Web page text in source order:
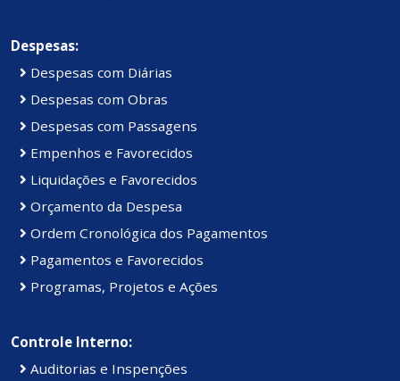
Despesas:
Despesas com Diárias
Despesas com Obras
Despesas com Passagens
Empenhos e Favorecidos
Liquidações e Favorecidos
Orçamento da Despesa
Ordem Cronológica dos Pagamentos
Pagamentos e Favorecidos
Programas, Projetos e Ações
Controle Interno:
Auditorias e Inspenções